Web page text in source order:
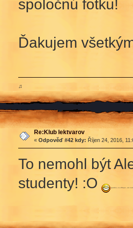
spoločnú fotku!
Ďakujem
♫
Re:Klub lektvarov
« Odpověď #42 kdy: Říjen 24, 2016,
To nemohl být
studenty! :O
(pardon, za offtopic, ale